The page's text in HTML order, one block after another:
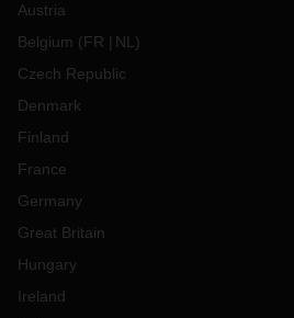
Austria
Belgium (FR NL )
Czech Republic
Denmark
Finland
France
Germany
Great Britain
Hungary
Ireland